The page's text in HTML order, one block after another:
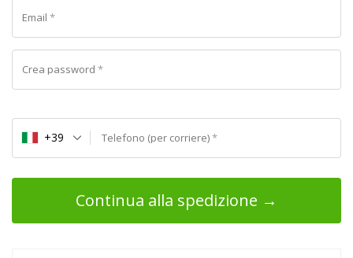
Email *
Crea password *
Telefono (per corriere)*
+39
Continua alla spedizione →